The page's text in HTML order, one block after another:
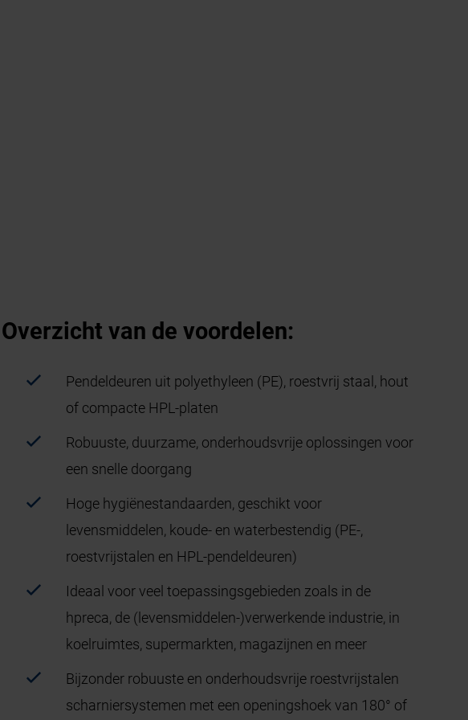
Overzicht van de voordelen:
Pendeldeuren uit polyethyleen (PE), roestvrij staal, hout
of compacte HPL-platen
Robuuste, duurzame, onderhoudsvrije oplossingen voor
een snelle doorgang
Hoge hygiënestandaarden, geschikt voor
levensmiddelen, koude- en waterbestendig (PE-,
roestvrijstalen en HPL-pendeldeuren)
Ideaal voor veel toepassingsgebieden zoals in de
hpreca, de (levensmiddelen-)verwerkende industrie, in
koelruimtes, supermarkten, magazijnen en meer
Bijzonder robuuste en onderhoudsvrije roestvrijstalen
scharniersystemen met een openingshoek van 180° of